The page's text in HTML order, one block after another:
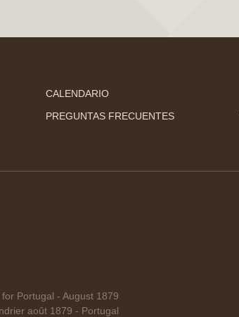
CALENDARIO
PREGUNTAS FRECUENTES
Portugal - August 1879
août 1879 - Portugal